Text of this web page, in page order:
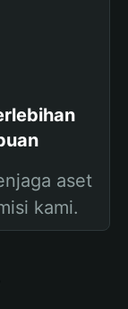
aset
kami.